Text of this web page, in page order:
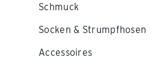
Schmuck
Socken & Strumpfhosen
Accessoires